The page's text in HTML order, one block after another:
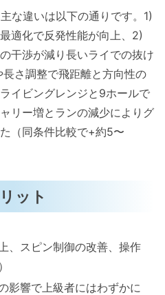
な違いは以下の通りです。1)
適化で反発性能が向上、2)
干渉が減り長いライでの抜け
さ調整で飛距離と方向性の
イビングレンジと9ホールで
リー増とランの減少によりグ
（同条件比較で+約5〜
ット
、スピン制御の改善、操作
影響で上級者にはわずかに